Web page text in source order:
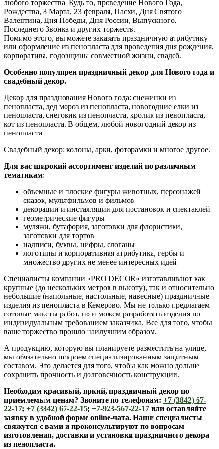
любого торжества. Будь то, проведение Нового Года,
Рождества, 8 Марта, 23 февраля, Пасхи, Дня Святого
Валентина, Дня Победы, Дня России, Выпускного,
Последнего Звонка и других торжеств.
Помимо этого, вы можете заказать праздничную атрибутику
или оформление из пенопласта для проведения дня рождения,
корпоратива, годовщины совместной жизни, свадеб.
Особенно популярен праздничный декор для Нового года и
свадебный декор.
Декор для празднования Нового года: снежинки из
пенопласта, дед мороз из пенопласта, новогодние елки из
пенопласта, снеговик из пенопласта, кролик из пенопласта,
кот из пенопласта. В общем, любой новогодний декор из
пенопласта.
Свадебный декор: колоны, арки, фоторамки и многое другое.
Для вас широкий ассортимент изделий по различным
тематикам:
объемные и плоские фигуры животных, персонажей
сказок, мультфильмов и фильмов
декорации и инсталляции для постановок и спектаклей
геометрические фигуры
муляжи, бутафория, заготовки для флористики,
заготовки для тортов
надписи, буквы, цифры, слоганы
логотипы и корпоративная атрибутика, гербы и
множество других не менее интересных идей
Специалисты компании «PRO DECOR» изготавливают как
крупные (до нескольких метров в высоту), так и относительно
небольшие (напольные, настольные, навесные) праздничные
изделия из пенопласта в Кемерово. Мы не только предлагаем
готовые макеты работ, но и можем разработать изделия по
индивидуальным требованием заказчика. Все для того, чтобы
ваше торжество прошло наилучшим образом.
А продукцию, которую вы планируете разместить на улице,
мы обязательно покроем специализированным защитным
составом. Это делается для того, чтобы как можно дольше
сохранить прочность и долговечность конструкции.
Необходим красивый, яркий, праздничный декор по
приемлемым ценам? Звоните по телефонам: +7 (3842) 67-
22-17​; +7 (3842) 67-22-15; +7-923-567-22-17 или оставляйте
заявку в удобной форме online-чата. Наши специалисты
свяжутся с вами и проконсультируют по вопросам
изготовления, доставки и установки праздничного декора
из пенопласта.